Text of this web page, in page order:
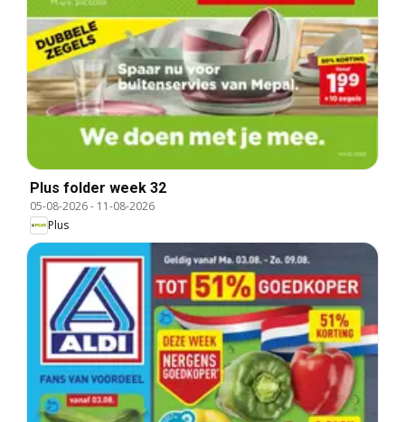
Plus folder week 32
05-08-2026- 11-08-2026
Plus